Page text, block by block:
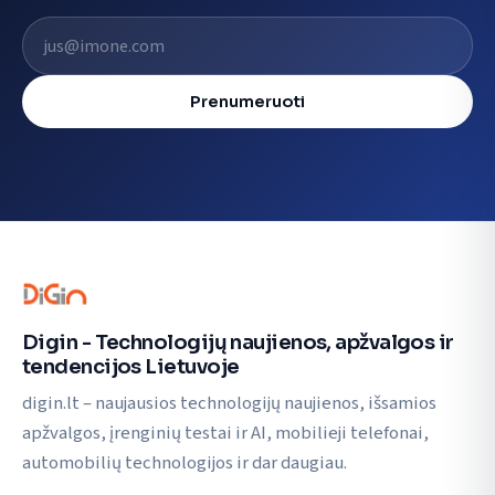
El. pašto adresas
Prenumeruoti
Digin - Technologijų naujienos, apžvalgos ir
tendencijos Lietuvoje
digin.lt – naujausios technologijų naujienos, išsamios
apžvalgos, įrenginių testai ir AI, mobilieji telefonai,
automobilių technologijos ir dar daugiau.